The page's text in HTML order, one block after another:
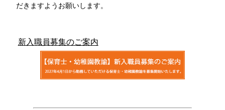
だきますようお願いします。
新入職員募集のご案内